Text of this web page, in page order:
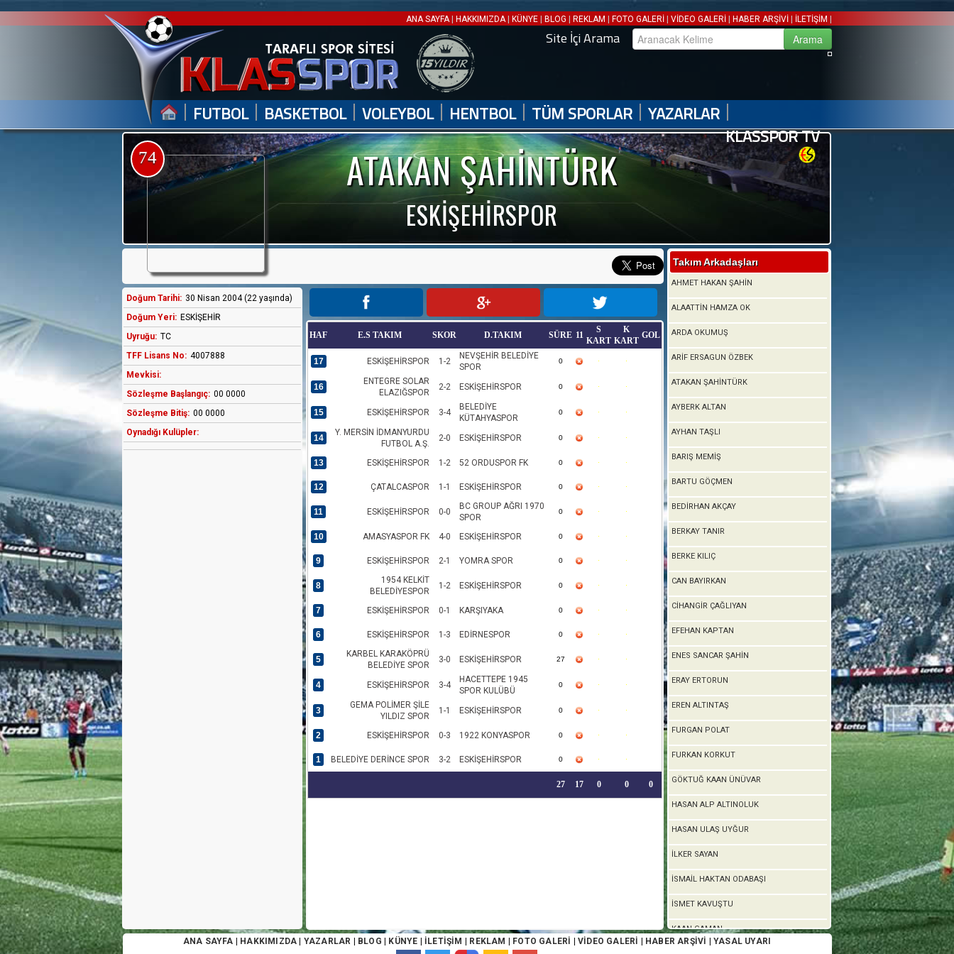
ANA SAYFA| HAKKIMIZDA| KÜNYE | BLOG | REKLAM | FOTO GALERİ | VİDEO GALERİ | HABER ARŞİVİ | İLETİŞİM |
Site İçi Arama
| FUTBOL | BASKETBOL | VOLEYBOL | HENTBOL | TÜM SPORLAR | YAZARLAR |
KLASSPOR TV
ATAKAN ŞAHİNTÜRK
ESKİŞEHİRSPOR
74
Doğum Tarihi: 30 Nisan 2004 (22 yaşında)
Doğum Yeri: ESKİŞEHİR
Uyruğu: TC
TFF Lisans No: 4007888
Mevkisi:
Sözleşme Başlangıç: 00 0000
Sözleşme Bitiş: 00 0000
Oynadığı Kulüpler:
HAF E.S TAKIM SKOR D.TAKIM SÜRE 11
S
KART
K
KART
GOL
17 ESKİŞEHİRSPOR 1-2
NEVŞEHİR BELEDİYE
SPOR
0
16
ENTEGRE SOLAR
ELAZIĞSPOR
2-2 ESKİŞEHİRSPOR 0
15 ESKİŞEHİRSPOR 3-4
BELEDİYE
KÜTAHYASPOR
0
14
Y. MERSİN İDMANYURDU
FUTBOL A.Ş.
2-0 ESKİŞEHİRSPOR 0
13 ESKİŞEHİRSPOR 1-2 52 ORDUSPOR FK 0
12 ÇATALCASPOR 1-1 ESKİŞEHİRSPOR 0
11 ESKİŞEHİRSPOR 0-0
BC GROUP AĞRI 1970
SPOR
0
10 AMASYASPOR FK 4-0 ESKİŞEHİRSPOR 0
9 ESKİŞEHİRSPOR 2-1 YOMRA SPOR 0
8
1954 KELKİT
BELEDİYESPOR
1-2 ESKİŞEHİRSPOR 0
7 ESKİŞEHİRSPOR 0-1 KARŞIYAKA 0
6 ESKİŞEHİRSPOR 1-3 EDİRNESPOR 0
5
KARBEL KARAKÖPRÜ
BELEDİYE SPOR
3-0 ESKİŞEHİRSPOR 27
4 ESKİŞEHİRSPOR 3-4
HACETTEPE 1945
SPOR KULÜBÜ
0
3
GEMA POLİMER ŞİLE
YILDIZ SPOR
1-1 ESKİŞEHİRSPOR 0
2 ESKİŞEHİRSPOR 0-3 1922 KONYASPOR 0
1 BELEDİYE DERİNCE SPOR 3-2 ESKİŞEHİRSPOR 0
27 17 0 0 0
Takım Arkadaşları
AHMET HAKAN ŞAHİN
ALAATTİN HAMZA OK
ARDA OKUMUŞ
ARİF ERSAGUN ÖZBEK
ATAKAN ŞAHİNTÜRK
AYBERK ALTAN
AYHAN TAŞLI
BARIŞ MEMİŞ
BARTU GÖÇMEN
BEDİRHAN AKÇAY
BERKAY TANIR
BERKE KILIÇ
CAN BAYIRKAN
CİHANGİR ÇAĞLIYAN
EFEHAN KAPTAN
ENES SANCAR ŞAHİN
ERAY ERTORUN
EREN ALTINTAŞ
FURGAN POLAT
FURKAN KORKUT
GÖKTUĞ KAAN ÜNÜVAR
HASAN ALP ALTINOLUK
HASAN ULAŞ UYĞUR
İLKER SAYAN
İSMAİL HAKTAN ODABAŞI
İSMET KAVUŞTU
KAAN GAMAN
ANA SAYFA HAKKIMIZDA YAZARLAR BLOG KÜNYE İLETİŞİM REKLAM FOTO GALERİ VİDEO GALERİ HABER ARŞİVİ YASAL UYARI